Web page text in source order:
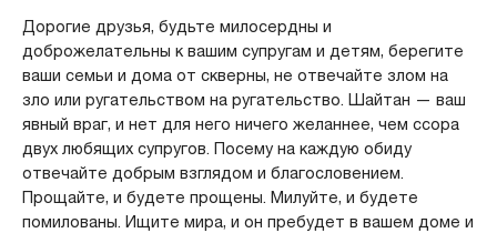
Дорогие друзья, будьте милосердны и
доброжелательны к вашим супругам и детям, берегите
ваши семьи и дома от скверны, не отвечайте злом на
зло или ругательством на ругательство. Шайтан — ваш
явный враг, и нет для него ничего желаннее, чем ссора
двух любящих супругов. Посему на каждую обиду
отвечайте добрым взглядом и благословением.
Прощайте, и будете прощены. Милуйте, и будете
помилованы. Ищите мира, и он пребудет в вашем доме и